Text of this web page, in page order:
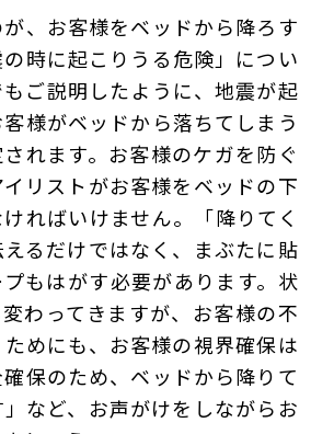
、お客様をベッドから降ろす
時に起こりうる危険」につい
ご説明したように、地震が起
様がベッドから落ちてしまう
れます。お客様のケガを防ぐ
リストがお客様をベッドの下
ればいけません。「降りてく
るだけではなく、まぶたに貼
もはがす必要があります。状
わってきますが、お客様の不
めにも、お客様の視界確保は
保のため、ベッドから降りて
など、お声がけをしながらお